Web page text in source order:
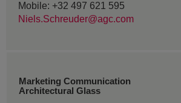
Mobile: +32 497 621 595
Niels.Schreuder@agc.com
Marketing Communication
Architectural Glass